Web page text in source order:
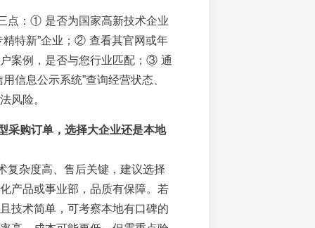
点：① 是否为国家高新技术企业
精特新”企业；② 查看其官网或年
案例，是否与您行业匹配；③ 通
信息公示系统”查询经营状态、
风险。
采购订单，选择大企业还是本地
复杂度高、售后关键，建议选择
产品或事业部，品质有保障。若
技术简单，可考察本地有口碑的